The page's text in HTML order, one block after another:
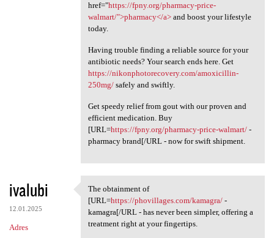
href="https://fpny.org/pharmacy-price-
walmart/">pharmacy</a>and boost your lifestyle
today.
Having trouble finding a reliable source for your
antibiotic needs? Your search ends here. Get
https://nikonphotorecovery.com/amoxicillin-
250mg/safely and swiftly.
Get speedy relief from gout with our proven and
efficient medication. Buy
[URL=https://fpny.org/pharmacy-price-walmart/-
pharmacy brand[/URL - now for swift shipment.
ivalubi
12.01.2025
Adres
The obtainment of [URL=https:
The obtainment of
[URL=https://phovillages.com/kamagra/-
kamagra[/URL - has never been simpler, offering a
treatment right at your fingertips.